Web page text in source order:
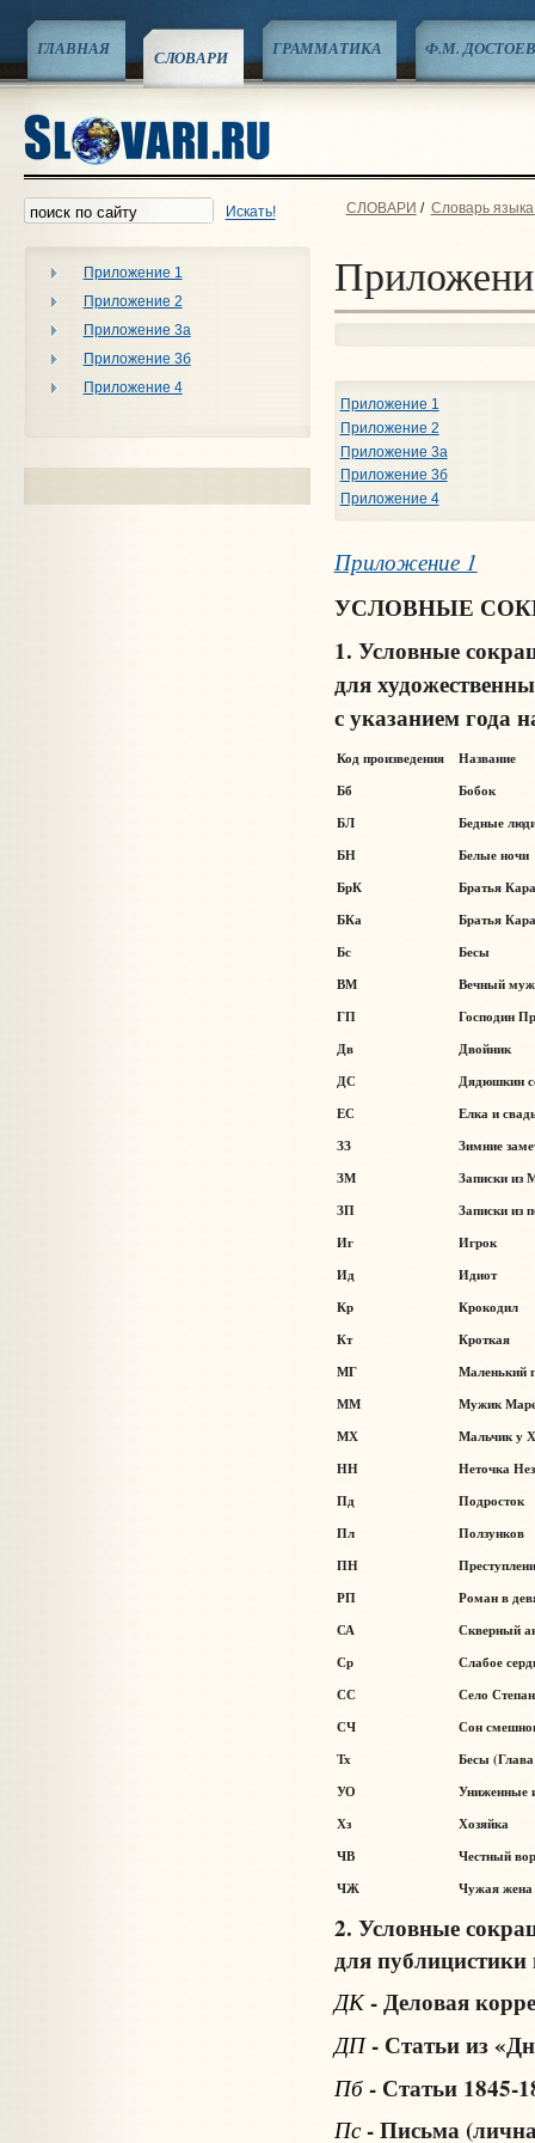
ГЛАВНАЯ СЛОВАРИ ГРАММАТИКА Ф.М.
Искать!
Приложение 1
Приложение 2
Приложение 3a
Приложение 3б
Приложение 4
СЛОВАРИ / Словарь
Приложение 1
Приложение 2
Приложение 3a
Приложение 3б
Приложение 4
Приложение 1
УСЛОВНЫЕ
1. Условные
для
с указанием года
Код произведения
Название
Бб
Бобок
БЛ
Бедные
БН
Белые ночи
БрК
Братья
БКа
Братья
Бс
Бесы
ВМ
Вечный муж
ГП
Господин
Дв
Двойник
ДС
Дядюшкин
ЕС
Елка и
ЗЗ
Зимние
ЗМ
Записки из
ЗП
Записки из
Иг
Игрок
Ид
Идиот
Кр
Крокодил
Кт
Кроткая
МГ
Маленький
ММ
Мужик
МХ
Мальчик у
НН
Неточка
Пд
Подросток
Пл
Ползунков
ПН
РП
Роман в
СА
Скверный
Ср
Слабое
СС
Село
СЧ
Сон
Тх
Бесы
УО
Униженные
Хз
Хозяйка
ЧВ
Честный вор
ЧЖ
Чужая
2. Условные
для публицистики
ДК- Деловая
ДП- Статьи из
Пб- Статьи 1845-
Пс- Письма